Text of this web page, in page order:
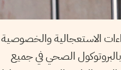
الاستعجالية والخصوصية
الصحي في جميع